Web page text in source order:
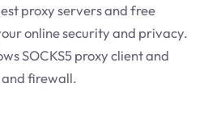
proxy servers and free
online security and privacy.
SOCKS5 proxy client and
and firewall.